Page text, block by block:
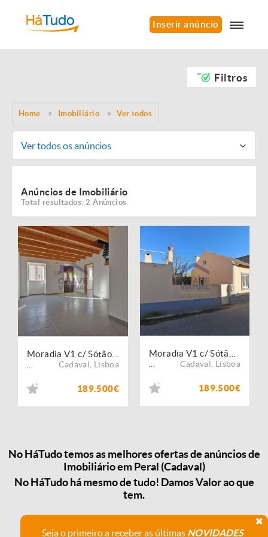
Inserir anúncio
Filtros
Home Imobiliário Ver todos
Ver todos os anúncios
Anúncios de Imobiliário
Total resultados: 2 Anúncios
Cadaval Lisboa
189.500€
Cadaval Lisboa
189.500€
No HáTudo temos as melhores ofertas de anúncios de
Imobiliário em Peral (Cadaval)
No HáTudo há mesmo de tudo! Damos Valor ao que
tem.
Seja o primeiro a receber as últimas NOVIDADES